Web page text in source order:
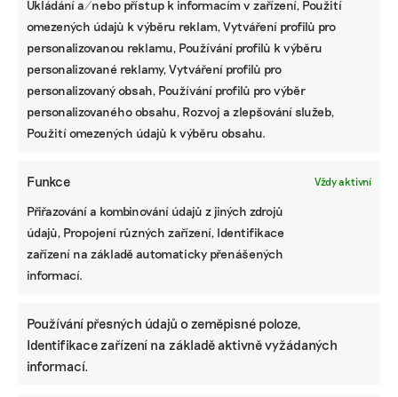
Ukládání a/nebo přístup k informacím v zařízení, Použití
omezených údajů k výběru reklam, Vytváření profilů pro
personalizovanou reklamu, Používání profilů k výběru
personalizované reklamy, Vytváření profilů pro
personalizovaný obsah, Používání profilů pro výběr
personalizovaného obsahu, Rozvoj a zlepšování služeb,
Použití omezených údajů k výběru obsahu.
Funkce Vždy aktivní
Přiřazování a kombinování údajů z jiných zdrojů
údajů, Propojení různých zařízení, Identifikace
zařízení na základě automaticky přenášených
informací.
Používání přesných údajů o zeměpisné poloze,
Identifikace zařízení na základě aktivně vyžádaných
informací.